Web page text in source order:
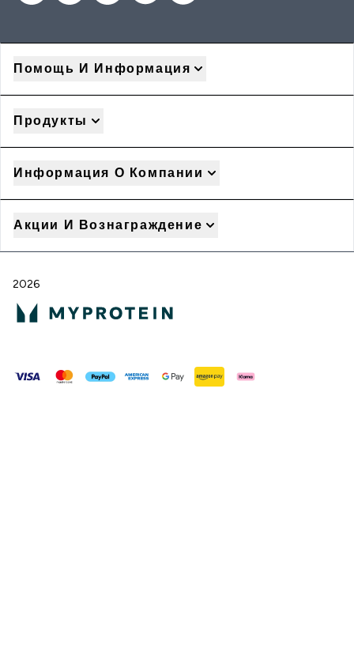
Помощь И Информация
Продукты
Информация О Компании
Акции И Вознаграждение
2026